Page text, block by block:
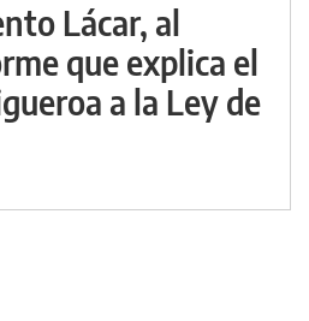
Lácar, al
que explica el
a la Ley de